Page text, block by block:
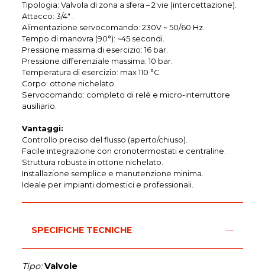
Tipologia: Valvola di zona a sfera – 2 vie (intercettazione).
Attacco: 3/4" .
Alimentazione servocomando: 230V ~ 50/60 Hz.
Tempo di manovra (90°): ~45 secondi.
Pressione massima di esercizio: 16 bar.
Pressione differenziale massima: 10 bar.
Temperatura di esercizio: max 110 °C.
Corpo: ottone nichelato.
Servocomando: completo di relè e micro-interruttore
ausiliario.
Vantaggi:
Controllo preciso del flusso (aperto/chiuso).
Facile integrazione con cronotermostati e centraline.
Struttura robusta in ottone nichelato.
Installazione semplice e manutenzione minima.
Ideale per impianti domestici e professionali.
SPECIFICHE TECNICHE
Tipo: Valvole